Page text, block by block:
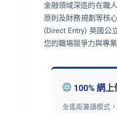
金融領域深造的在職
原則及財務規劃等核
(Direct Entry) 英國公
您的職場競爭力與專業
100% 網上
全遙距兼讀模式